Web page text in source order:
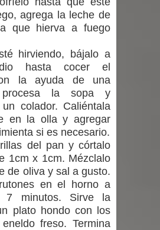
agrega la leche de
que hierva a fuego
hirviendo, bájalo a
hasta cocer el
la ayuda de una
procesa la sopa y
colador. Caliéntala
en la olla y agregar
si es necesario.
del pan y córtalo
1cm x 1cm. Mézclalo
de oliva y sal a gusto.
en el horno a
7 minutos. Sirve la
plato hondo con los
freso. Termina